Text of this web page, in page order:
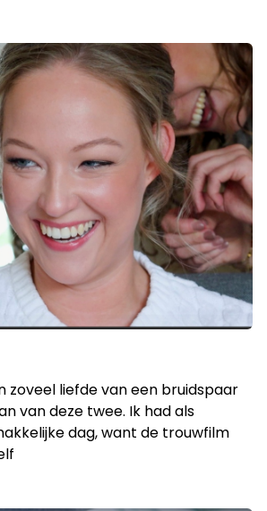
zoveel liefde van een bruidspaar
van deze twee. Ik had als
dag, want de trouwfilm